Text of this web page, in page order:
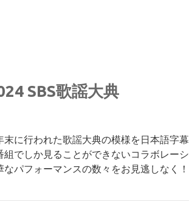
SBS歌謡大典
に行われた歌謡大典の模様を日本語字幕
でしか見ることができないコラボレーシ
パフォーマンスの数々をお見逃しなく！